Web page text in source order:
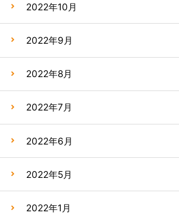
2022年10月
2022年9月
2022年8月
2022年7月
2022年6月
2022年5月
2022年1月